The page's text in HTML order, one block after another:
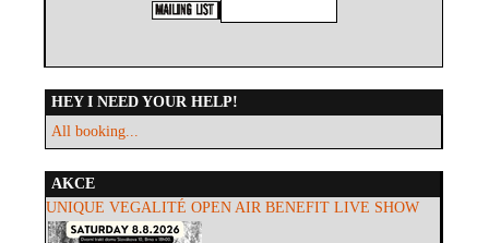
HEY I NEED YOUR HELP!
All booking...
AKCE
UNIQUE VEGALITÉ OPEN AIR BENEFIT LIVE SHOW